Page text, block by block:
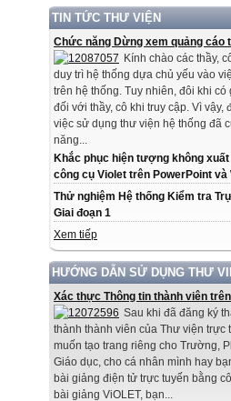
TIN TỨC THƯ VIỆN
Chức năng Dừng xem quảng cáo
Kính chào các thầy,
duy trì hệ thống dựa chủ yếu vào
trên hệ thống. Tuy nhiên, đôi khi có
đối với thầy, cô khi truy cập. Vì vậy,
việc sử dụng thư viện hệ thống đã
năng...
Khắc phục hiện tượng không
công cụ Violet trên PowerPoint và
Thử nghiệm Hệ thống Kiểm tra
Giai đoạn 1
Xem tiếp
HƯỚNG DẪN SỬ DỤNG THƯ
Xác thực Thông tin thành viên
Sau khi đã đăng ký
thành thành viên của Thư viện trực
muốn tạo trang riêng cho Trường,
Giáo dục, cho cá nhân mình hay
bài giảng điện tử trực tuyến bằng
bài giảng ViOLET, bạn...